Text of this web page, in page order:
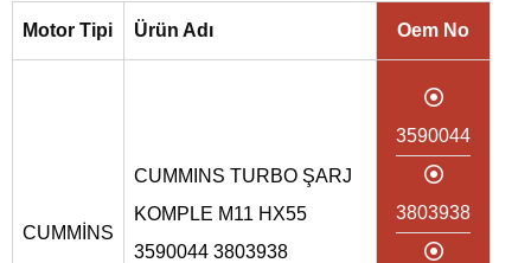
Motor Tipi Ürün Adı Oem No
CUMMİNS
CUMMINS TURBO ŞARJ
KOMPLE M11 HX55
3590044 3803938
3590044
3803938